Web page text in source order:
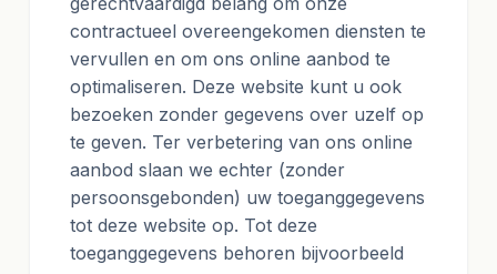
contractueel overeengekomen diensten te
vervullen en om ons online aanbod te
optimaliseren. Deze website kunt u ook
bezoeken zonder gegevens over uzelf op
te geven. Ter verbetering van ons online
aanbod slaan we echter (zonder
persoonsgebonden) uw toeganggegevens
tot deze website op. Tot deze
toeganggegevens behoren bijvoorbeeld